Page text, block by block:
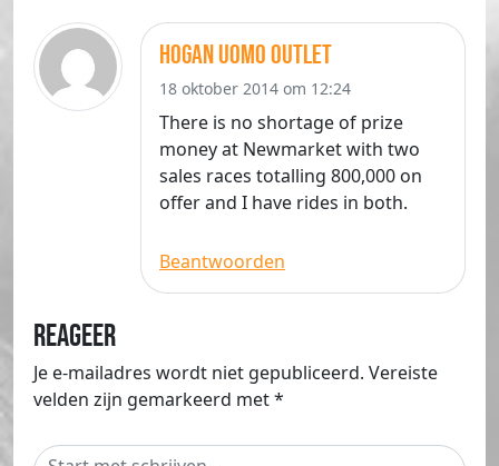
hogan uomo outlet
18 oktober 2014 om 12:24
There is no shortage of prize
money at Newmarket with two
sales races totalling 800,000 on
offer and I have rides in both.
Beantwoorden
Reageer
Je e-mailadres wordt niet gepubliceerd. Vereiste
velden zijn gemarkeerd met*